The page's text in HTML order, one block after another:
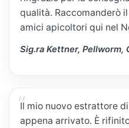
qualità. Raccomanderò
amici apicoltori qui nel
Sig.ra Kettner, Pellworm,
Il mio nuovo estrattore
appena arrivato. È